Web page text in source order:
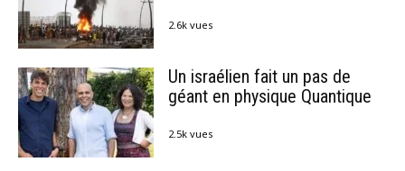
2.6k vues
Un israélien fait un pas de
géant en physique Quantique
2.5k vues